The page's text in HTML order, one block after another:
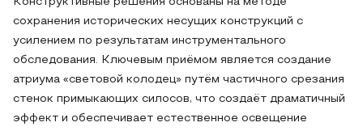
сохранения исторических несущих конструкций с
усилением по результатам инструментального
обследования. Ключевым приёмом является создание
атриума «световой колодец» путём частичного срезания
стенок примыкающих силосов, что создаёт драматичный
эффект и обеспечивает естественное освещение